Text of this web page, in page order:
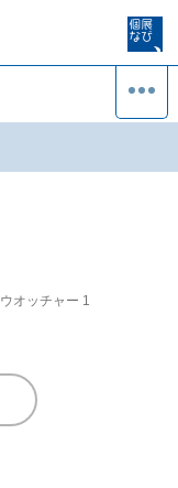
ウオッチャー 1